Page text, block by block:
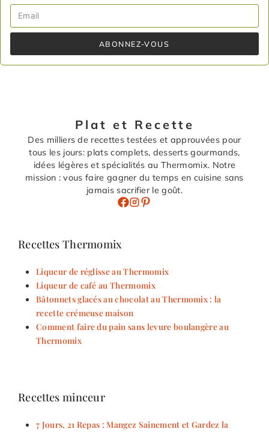
ABONNEZ-VOUS
Plat et Recette
Des milliers de recettes testées et approuvées pour
tous les jours: plats complets, desserts gourmands,
idées légères et spécialités au Thermomix. Notre
mission : vous faire gagner du temps en cuisine sans
jamais sacrifier le goût.
Recettes Thermomix
Liqueur de réglisse au Thermomix
Liqueur de café au Thermomix
Bâtonnets glacés au chocolat au Thermomix : la
recette crémeuse maison
Comment faire du pain sans levure boulangère au
Thermomix
Recettes minceur
7 Jours, 21 Repas : Mangez Sainement et Gardez la